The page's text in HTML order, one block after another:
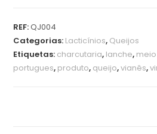
REF:QJ004
Categorias: Lacticínios, Queijos
Etiquetas: charcutaria, lanche,
portugues, produto, queijo,vianês,